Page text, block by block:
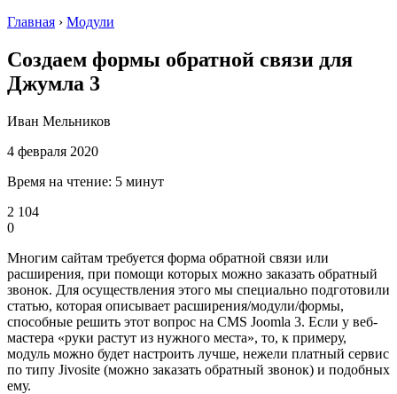
Главная › Модули
Создаем формы обратной связи для
Джумла 3
Иван Мельников
4 февраля 2020
Время на чтение: 5 минут
2 104
0
Многим сайтам требуется форма обратной связи или
расширения, при помощи которых можно заказать обратный
звонок. Для осуществления этого мы специально подготовили
статью, которая описывает расширения/модули/формы,
способные решить этот вопрос на CMS Joomla 3. Если у веб-
мастера «руки растут из нужного места», то, к примеру,
модуль можно будет настроить лучше, нежели платный сервис
по типу Jivosite (можно заказать обратный звонок) и подобных
ему.